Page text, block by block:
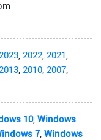
2023, 2022, 2021,
2013, 2010, 2007,
10,Windows
7,Windows